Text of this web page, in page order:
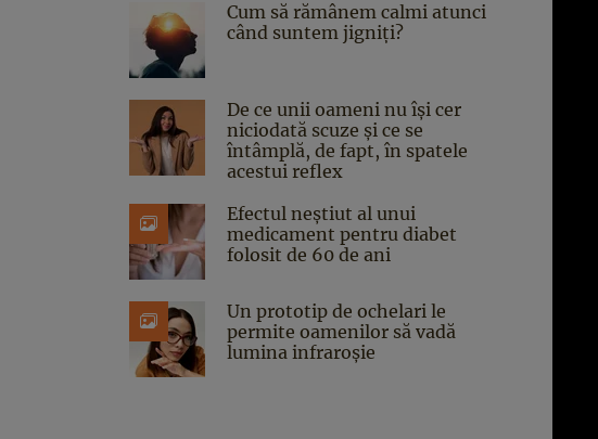
Cum să rămânem calmi atunci
când suntem jigniți?
De ce unii oameni nu își cer
niciodată scuze și ce se
întâmplă, de fapt, în spatele
acestui reflex
Efectul neștiut al unui
medicament pentru diabet
folosit de 60 de ani
Un prototip de ochelari le
permite oamenilor să vadă
lumina infraroșie